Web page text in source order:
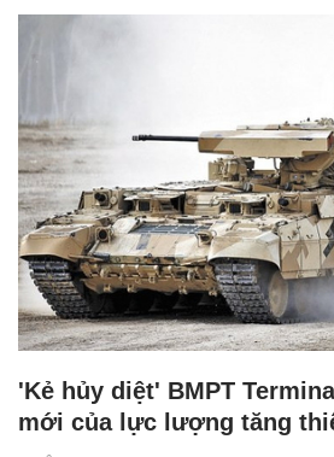
'Kẻ hủy diệt' BMPT
mới của lực lượng tăng